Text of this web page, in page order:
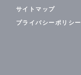
サイトマップ
プライバシーポリシー